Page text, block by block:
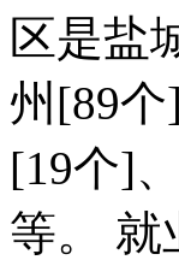
区是盐
州[89
[19个]
等。 就